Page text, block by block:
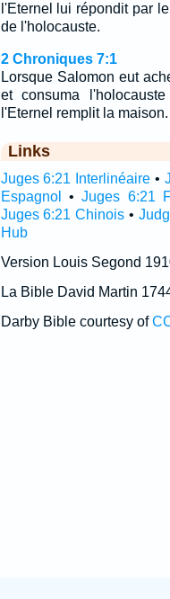
l'Eternel lui répondit par
de l'holocauste.
2 Chroniques 7:1
Lorsque Salomon eut
et consuma
l'Eternel remplit la maison.
Links
Juges 6:21 Interlinéaire •
Espagnol
•Juges 6:21
Juges 6:21 Chinois •
Hub
Version Louis Segond
La Bible David Martin
Darby Bible courtesy of